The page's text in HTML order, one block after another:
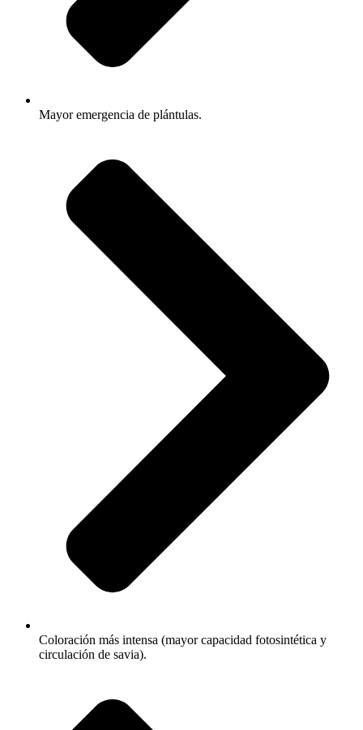
Mayor emergencia de plántulas.
Coloración más intensa (mayor capacidad fotosintética y
circulación de savia).